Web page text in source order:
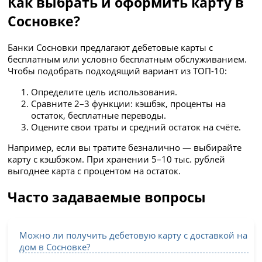
Сосновке?
Банки Сосновки предлагают дебетовые карты с
бесплатным или условно бесплатным обслуживанием.
Чтобы подобрать подходящий вариант из ТОП-10:
Определите цель использования.
Сравните 2–3 функции: кэшбэк, проценты на
остаток, бесплатные переводы.
Оцените свои траты и средний остаток на счёте.
Например, если вы тратите безналично — выбирайте
карту с кэшбэком. При хранении 5–10 тыс. рублей
выгоднее карта с процентом на остаток.
Часто задаваемые вопросы
Можно ли получить дебетовую карту с доставкой на
дом в Сосновке?